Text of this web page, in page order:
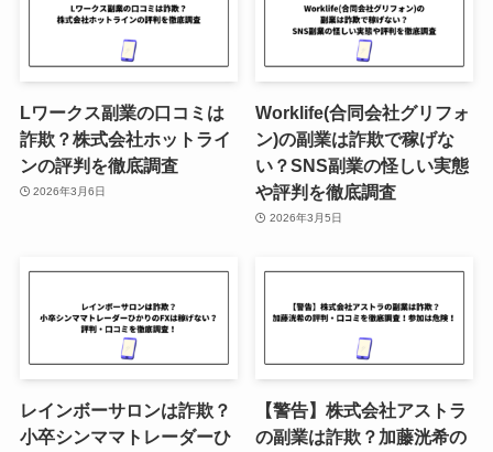
Lワークス副業の口コミは
詐欺？株式会社ホットライ
ンの評判を徹底調査
2026年3月6日
Worklife(合同会社グリフォ
ン)の副業は詐欺で稼げな
い？SNS副業の怪しい実態
や評判を徹底調査
2026年3月5日
レインボーサロンは詐欺？
小卒シンママトレーダーひ
【警告】株式会社アストラ
の副業は詐欺？加藤洸希の